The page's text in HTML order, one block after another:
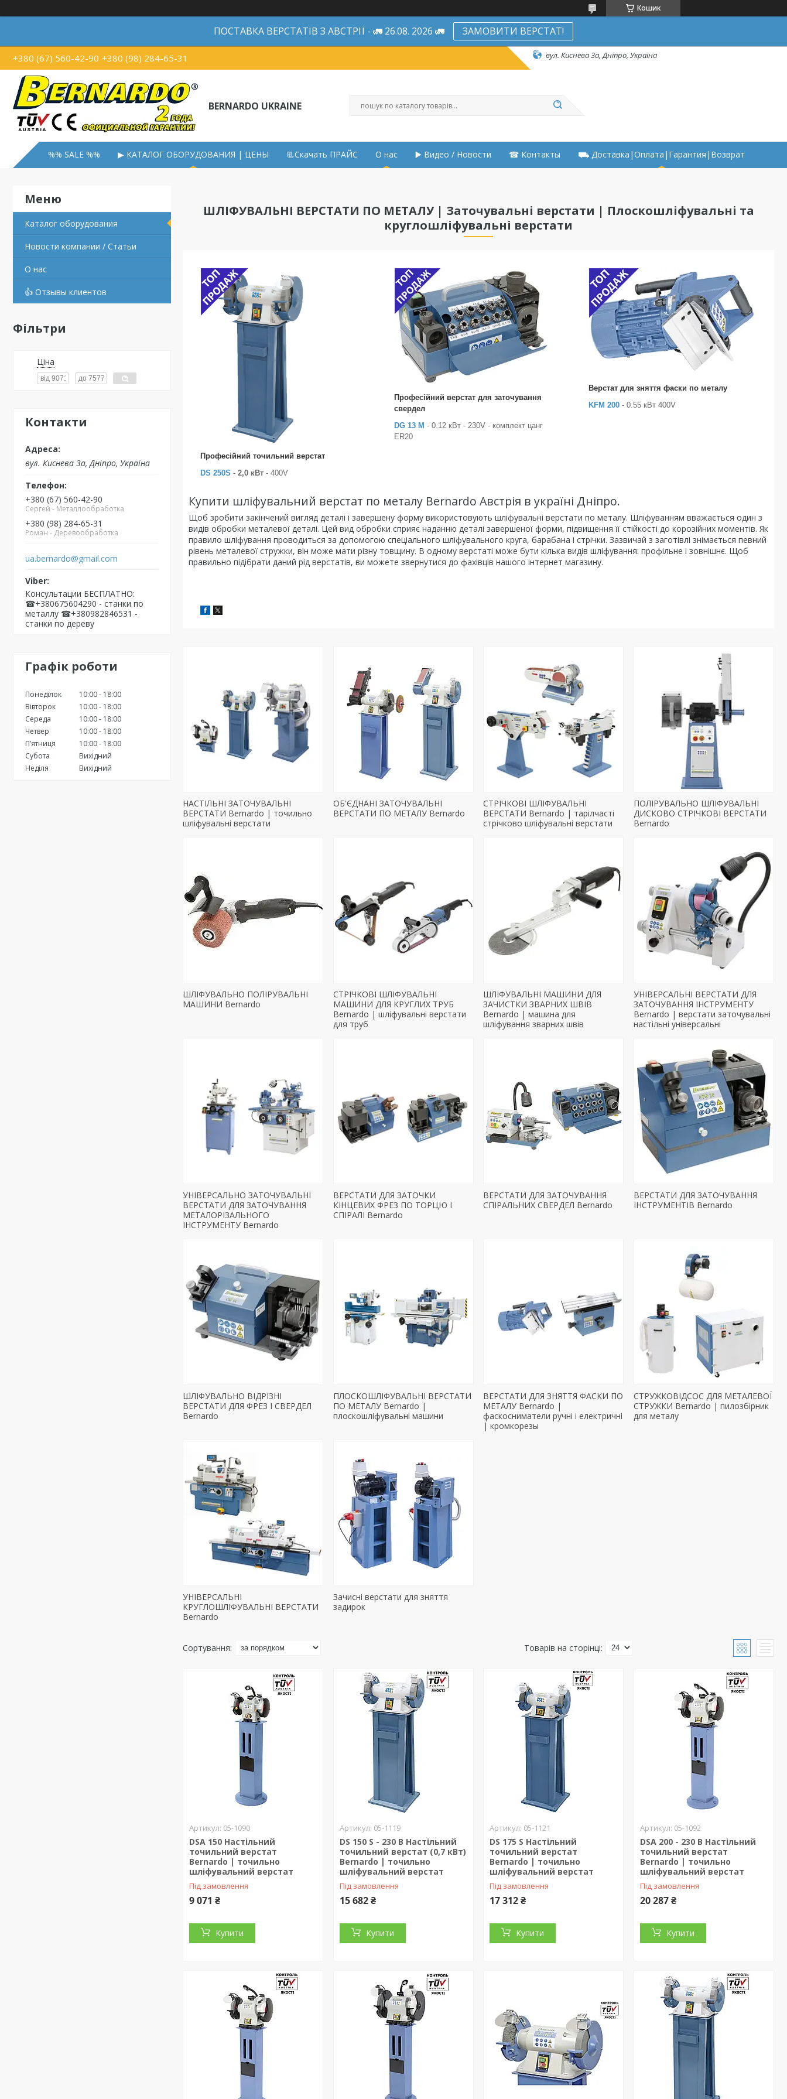
Кошик
ПОСТАВКА ВЕРСТАТІВ З АВСТРІЇ - 🚛 26.08. 2026 🚛 ЗАМОВИТИ ВЕРСТАТ!
+380 (67) 560-42-90 +380 (98) 284-65-31 вул. Киснева 3а, Дніпро, Україна
BERNARDO UKRAINE
%% SALE %% ▶ КАТАЛОГ ОБОРУДОВАНИЯ | ЦЕНЫ 📃Скачать ПРАЙС О нас ▶️ Видео / Новости ☎ Контакты ⛟ Доставка|Оплата|Гарантия|Возврат
Каталог оборудования
Новости компании / Статьи
О нас
👍 Отзывы клиентов
Фільтри
Ціна
Контакти
вул. Киснева 3а, Дніпро, Україна
+380 (67) 560-42-90
Сергей - Металлообработка
+380 (98) 284-65-31
Роман - Деревообработка
ua.bernardo@gmail.com
Консультации БЕСПЛАТНО:
☎+380675604290 - станки по
металлу ☎+380982846531 -
станки по дереву
Графік роботи
Понеділок 10:00
18:00
Вівторок
10:00
18:00
Середа
10:00
18:00
Четвер
10:00
18:00
Пʼятниця
10:00
18:00
Субота
Вихідний
Неділя
Вихідний
ШЛІФУВАЛЬНІ ВЕРСТАТИ ПО МЕТАЛУ | Заточувальні верстати | Плоскошліфувальні та
круглошліфувальні верстати
Професійний точильний верстат
DS 250S - 2,0 кВт - 400V
Професійний верстат для заточування
свердел
DG 13 M - 0.12 кВт - 230V - комплект цанг
ER20
Верстат для зняття фаски по металу
KFM 200 - 0.55 кВт 400V
Купити шліфувальний верстат по металу Bernardo Австрія в україні Дніпро.
Щоб зробити закінчений вигляд деталі і завершену форму використовують шліфувальні верстати по металу. Шліфуванням вважається один з
видів обробки металевої деталі. Цей вид обробки сприяє наданню деталі завершеної форми, підвищення її стійкості до корозійних моментів. Як
правило шліфування проводиться за допомогою спеціального шліфувального круга, барабана і стрічки. Зазвичай з заготівлі знімається певний
рівень металевої стружки, він може мати різну товщину. В одному верстаті може бути кілька видів шліфування: профільне і зовнішнє. Щоб
правильно підібрати даний рід верстатів, ви можете звернутися до фахівців нашого інтернет магазину.
НАСТІЛЬНІ ЗАТОЧУВАЛЬНІ
ВЕРСТАТИ Bernardo | точильно
шліфувальні верстати
ОБ'ЄДНАНІ ЗАТОЧУВАЛЬНІ
ВЕРСТАТИ ПО МЕТАЛУ Bernardo
СТРІЧКОВІ ШЛІФУВАЛЬНІ
ВЕРСТАТИ Bernardo | тарілчасті
стрічково шліфувальні верстати
ПОЛІРУВАЛЬНО ШЛІФУВАЛЬНІ
ДИСКОВО СТРІЧКОВІ ВЕРСТАТИ
Bernardo
ШЛІФУВАЛЬНО ПОЛІРУВАЛЬНІ
МАШИНИ Bernardo
СТРІЧКОВІ ШЛІФУВАЛЬНІ
МАШИНИ ДЛЯ КРУГЛИХ ТРУБ
Bernardo | шліфувальні верстати
для труб
ШЛІФУВАЛЬНІ МАШИНИ ДЛЯ
ЗАЧИСТКИ ЗВАРНИХ ШВІВ
Bernardo | машина для
шліфування зварних швів
УНІВЕРСАЛЬНІ ВЕРСТАТИ ДЛЯ
ЗАТОЧУВАННЯ ІНСТРУМЕНТУ
Bernardo | верстати заточувальні
настільні універсальні
УНІВЕРСАЛЬНО ЗАТОЧУВАЛЬНІ
ВЕРСТАТИ ДЛЯ ЗАТОЧУВАННЯ
МЕТАЛОРІЗАЛЬНОГО
ІНСТРУМЕНТУ Bernardo
ВЕРСТАТИ ДЛЯ ЗАТОЧКИ
КІНЦЕВИХ ФРЕЗ ПО ТОРЦЮ І
СПІРАЛІ Bernardo
ВЕРСТАТИ ДЛЯ ЗАТОЧУВАННЯ
СПІРАЛЬНИХ СВЕРДЕЛ Bernardo
ВЕРСТАТИ ДЛЯ ЗАТОЧУВАННЯ
ІНСТРУМЕНТІВ Bernardo
ШЛІФУВАЛЬНО ВІДРІЗНІ
ВЕРСТАТИ ДЛЯ ФРЕЗ І СВЕРДЕЛ
Bernardo
ПЛОСКОШЛІФУВАЛЬНІ ВЕРСТАТИ
ПО МЕТАЛУ Bernardo |
плоскошліфувальні машини
ВЕРСТАТИ ДЛЯ ЗНЯТТЯ ФАСКИ ПО
МЕТАЛУ Bernardo |
фаскосниматели ручні і електричні
| кромкорезы
СТРУЖКОВІДСОС ДЛЯ МЕТАЛЕВОЇ
СТРУЖКИ Bernardo | пилозбірник
для металу
УНІВЕРСАЛЬНІ
КРУГЛОШЛІФУВАЛЬНІ ВЕРСТАТИ
Bernardo
Зачисні верстати для зняття
задирок
05-1090
DSA 150 Настільний
точильний верстат
Bernardo | точильно
шліфувальний верстат
Під замовлення
9 071 ₴
Купити
05-1119
DS 150 S - 230 В Настільний
точильний верстат (0,7 кВт)
Bernardo | точильно
шліфувальний верстат
Під замовлення
15 682 ₴
Купити
05-1121
DS 175 S Настільний
точильний верстат
Bernardo | точильно
шліфувальний верстат
Під замовлення
17 312 ₴
Купити
05-1092
DSA 200 - 230 В Настільний
точильний верстат
Bernardo | точильно
шліфувальний верстат
Під замовлення
20 287 ₴
Купити